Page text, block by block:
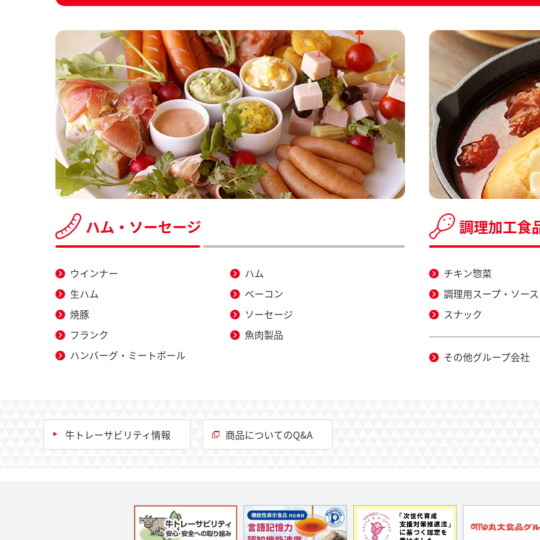
ハム・ソーセージ
ウインナー
ハム
生ハム
ベーコン
焼豚
ソーセージ
フランク
魚肉製品
ハンバーグ・ミートボール
調理加工食
チキン惣菜
調理用スープ・ソース
スナック
その他グループ会社
牛トレーサビリティ情報 商品についてのQ&A